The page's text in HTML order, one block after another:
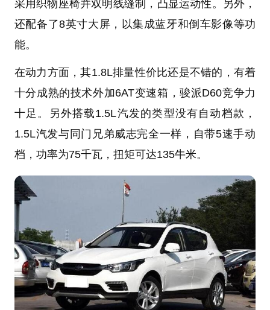
采用织物座椅并双明线缝制，凸显运动性。另外，
还配备了8英寸大屏，以集成蓝牙和倒车影像等功
能。
在动力方面，其1.8L排量性价比还是不错的，有着
十分成熟的技术外加6AT变速箱，骏派D60竞争力
十足。另外搭载1.5L汽发的类型没有自动档款，
1.5L汽发与同门兄弟威志完全一样，自带5速手动
档，功率为75千瓦，扭矩可达135牛米。